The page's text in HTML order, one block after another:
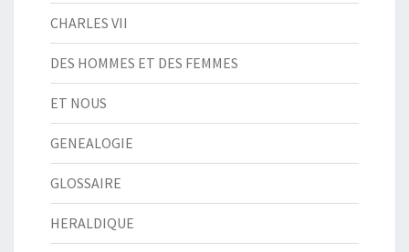
CHARLES VII
DES HOMMES ET DES FEMMES
ET NOUS
GENEALOGIE
GLOSSAIRE
HERALDIQUE